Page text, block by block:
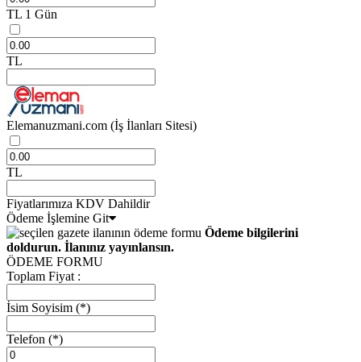
TL 1 Gün
TL
Elemanuzmani.com (İş İlanları Sitesi)
TL
Fiyatlarımıza KDV Dahildir
Ödeme İşlemine Git
Ödeme bilgilerini
doldurun. İlanınız yayınlansın.
ÖDEME FORMU
Toplam Fiyat :
İsim Soyisim (*)
Telefon (*)